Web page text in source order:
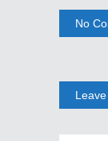
No